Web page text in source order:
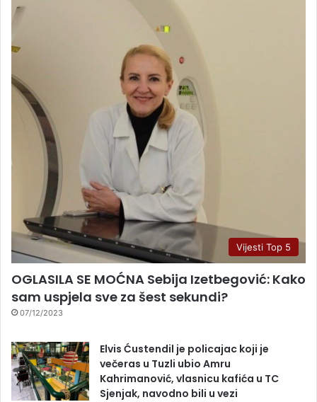
Vijesti Top 5
OGLASILA SE MOĆNA Sebija Izetbegović: Kako
sam uspjela sve za šest sekundi?
07/12/2023
Elvis Ćustendil je policajac koji je
večeras u Tuzli ubio Amru
Kahrimanović, vlasnicu kafića u TC
Sjenjak, navodno bili u vezi